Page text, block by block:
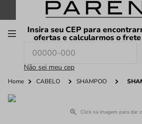
FRETE GRÁTIS nas compras a
Insira seu CEP para
ofertas e calcularmos o
Não sei meu cep
O que você procura hoje?
Home CABELO SHAMPOO
Click na imagem para dar